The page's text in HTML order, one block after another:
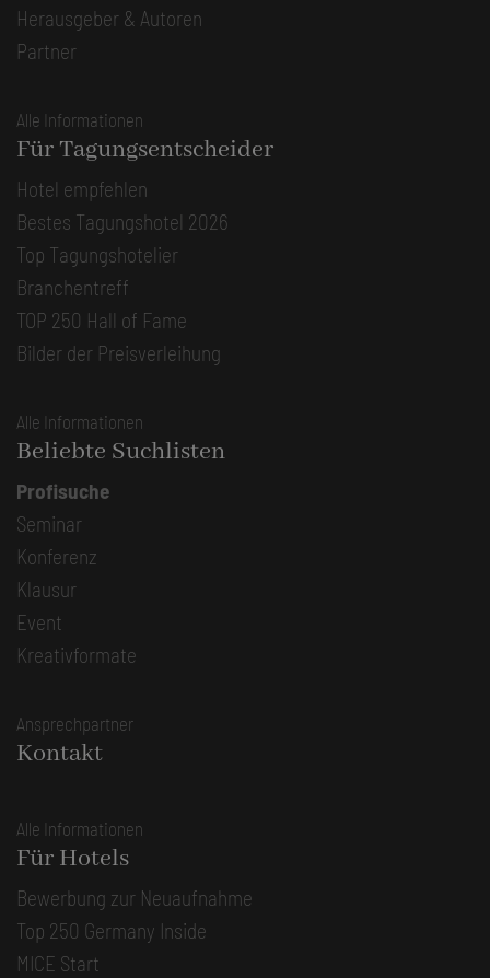
Herausgeber & Autoren
Partner
Alle Informationen
Für Tagungsentscheider
Hotel empfehlen
Bestes Tagungshotel 2026
Top Tagungshotelier
Branchentreff
TOP 250 Hall of Fame
Bilder der Preisverleihung
Alle Informationen
Beliebte Suchlisten
Profisuche
Seminar
Konferenz
Klausur
Event
Kreativformate
Ansprechpartner
Kontakt
Alle Informationen
Für Hotels
Bewerbung zur Neuaufnahme
Top 250 Germany Inside
MICE Start